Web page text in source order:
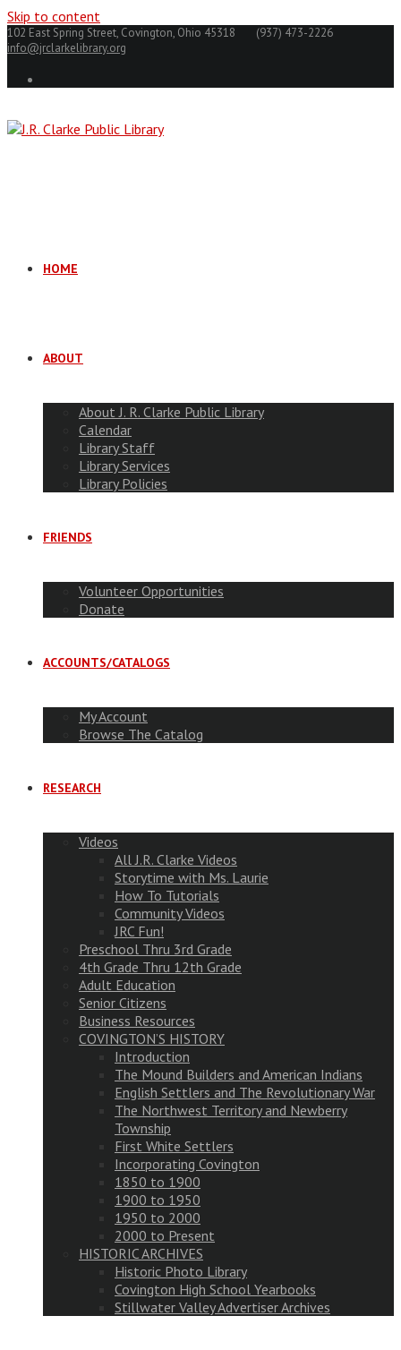
Skip to content
102 East Spring Street, Covington, Ohio 45318
(937) 473-2226
info@jrclarkelibrary.org
HOME
ABOUT
About J. R. Clarke Public Library
Calendar
Library Staff
Library Services
Library Policies
FRIENDS
Volunteer Opportunities
Donate
ACCOUNTS/CATALOGS
My Account
Browse The Catalog
RESEARCH
Videos
All J.R. Clarke Videos
Storytime with Ms. Laurie
How To Tutorials
Community Videos
JRC Fun!
Preschool Thru 3rd Grade
4th Grade Thru 12th Grade
Adult Education
Senior Citizens
Business Resources
COVINGTON’S HISTORY
Introduction
The Mound Builders and American Indians
English Settlers and The Revolutionary War
The Northwest Territory and Newberry
Township
First White Settlers
Incorporating Covington
1850 to 1900
1900 to 1950
1950 to 2000
2000 to Present
HISTORIC ARCHIVES
Historic Photo Library
Covington High School Yearbooks
Stillwater Valley Advertiser Archives